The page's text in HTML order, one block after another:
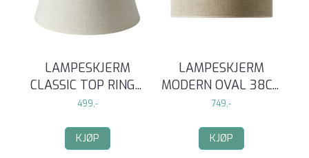
LAMPESKJERM
CLASSIC TOP RING...
499,-
KJØP
LAMPESKJERM
MODERN OVAL 38C...
749,-
KJØP